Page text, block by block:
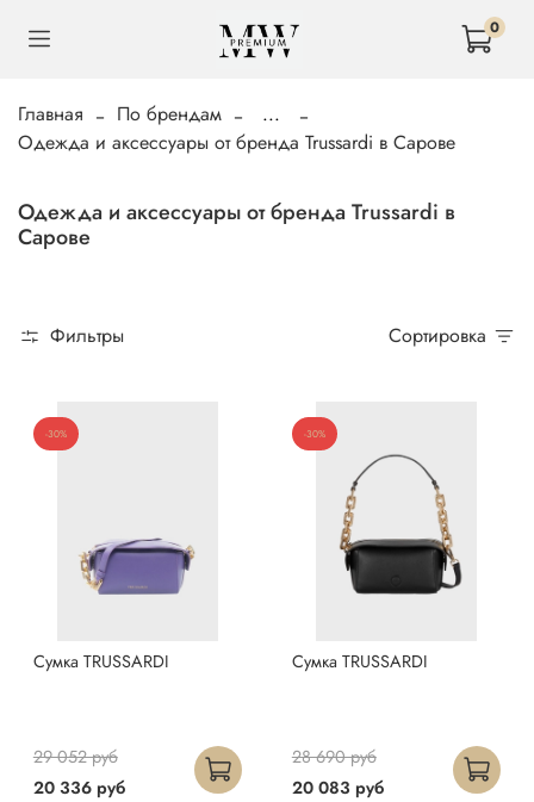
0
Главная По брендам
...
Одежда и аксессуары от бренда Trussardi в Сарове
Одежда и аксессуары от бренда Trussardi в
Сарове
Фильтры Сортировка
-30%
Сумка TRUSSARDI
20 336 руб
29 052 руб
-30%
Сумка TRUSSARDI
20 083 руб
28 690 руб